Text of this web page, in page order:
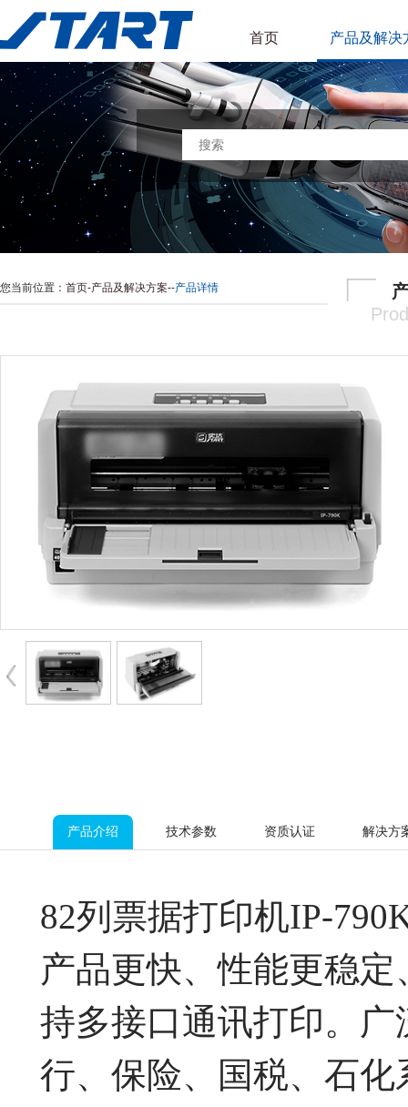
首页 产品及解决
您当前位置： 首页-产品及解决方案--产品详情
产品介绍 技术参数 资质认证 解决方
82列票据打印机IP-
产品更快、性能更稳
持多接口通讯打印。
行、保险、国税、石